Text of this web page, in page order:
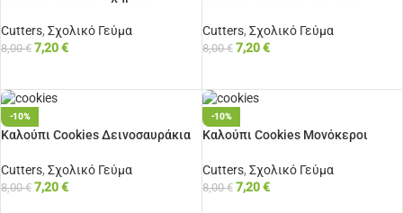
Cutters, Σχολικό Γεύμα
8,00€ 7,20€
Cutters, Σχολικό Γεύμα
8,00€ 7,20€
-10%
Καλούπι Cookies Δεινοσαυράκια
Cutters, Σχολικό Γεύμα
8,00€ 7,20€
-10%
Καλούπι Cookies Μονόκεροι
Cutters, Σχολικό Γεύμα
8,00€ 7,20€